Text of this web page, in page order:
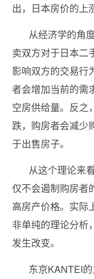
出，日本房价的上
从经济学的角
卖双方对于日本二
影响双方的交易行
者会增加当前的需
空房供给量。反之
跌，购房者会减少
于出售房子。
从这个理论来
仅不会遏制购房者
高房产价格。实际
非单纯的理论分析
发生改变。
东京KANTEI